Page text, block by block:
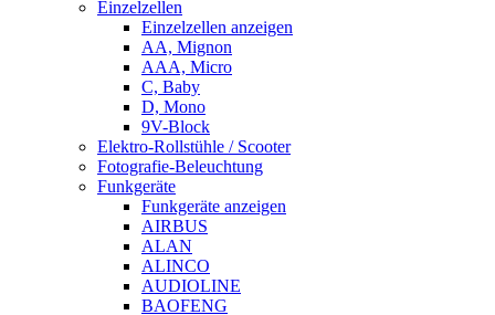
Einzelzellen
Einzelzellen anzeigen
AA, Mignon
AAA, Micro
C, Baby
D, Mono
9V-Block
Elektro-Rollstühle / Scooter
Fotografie-Beleuchtung
Funkgeräte
Funkgeräte anzeigen
AIRBUS
ALAN
ALINCO
AUDIOLINE
BAOFENG